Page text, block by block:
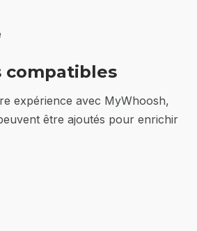
compatibles
expérience avec MyWhoosh,
être ajoutés pour enrichir